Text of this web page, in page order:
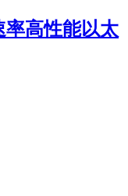
率高性能以太